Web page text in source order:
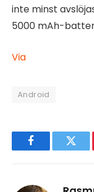
inte minst
5000 mAh-
Via
Android
Facebook